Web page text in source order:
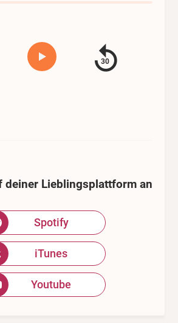
30
deiner Lieblingsplattform an
Spotify
iTunes
Youtube